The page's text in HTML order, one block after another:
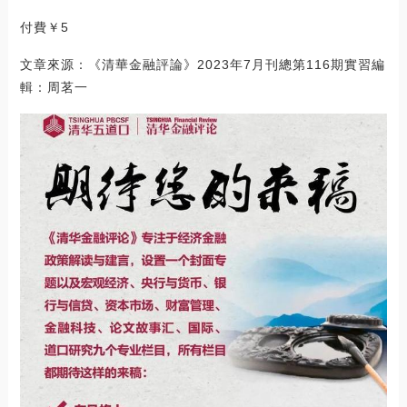
付費￥5
文章來源：《清華金融評論》2023年7月刊總第116期實習編
輯：周茗一